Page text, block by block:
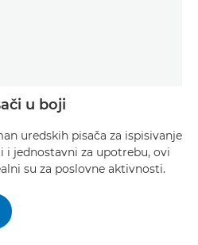
u boji
uredskih pisača za ispisivanje
i jednostavni za upotrebu, ovi
su za poslovne aktivnosti.